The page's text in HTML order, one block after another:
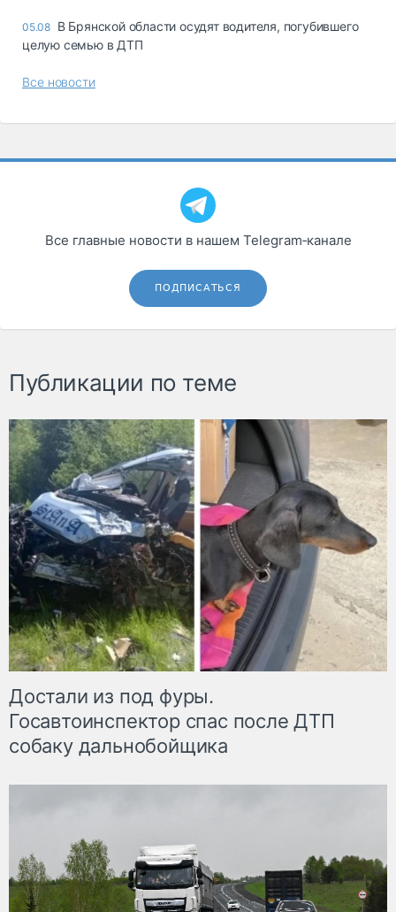
05.08 В Брянской области осудят водителя, погубившего
целую семью в ДТП
Все новости
Все главные новости в нашем Telegram‑канале
ПОДПИСАТЬСЯ
Публикации по теме
Достали из под фуры.
Госавтоинспектор спас после ДТП
собаку дальнобойщика